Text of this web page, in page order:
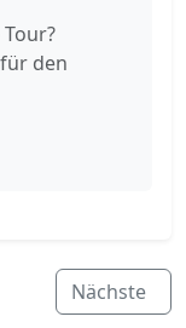
den
Nächste